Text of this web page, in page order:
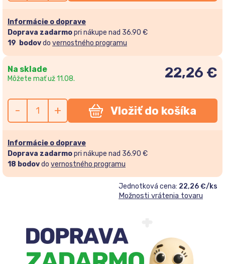
Informácie o doprave
Doprava zadarmopri nákupe nad 36.90 €
19 bodovdo vernostného programu
Na sklade
Môžete mať už 11.08. 22,26 €
- + Vložiť do košíka
Informácie o doprave
Doprava zadarmopri nákupe nad 36.90 €
18 bodovdo vernostného programu
Jednotková cena: 22,26 €/ks
Možnosti vrátenia tovaru